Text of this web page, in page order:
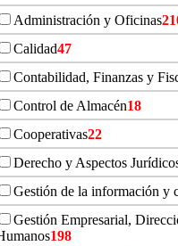
Administración y Oficinas
Calidad47
Contabilidad, Finanzas y
Control de Almacén18
Cooperativas22
Derecho y Aspectos
Gestión de la información y
Gestión Empresarial,
198